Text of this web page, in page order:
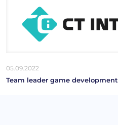
05.09.2022
Team leader game development